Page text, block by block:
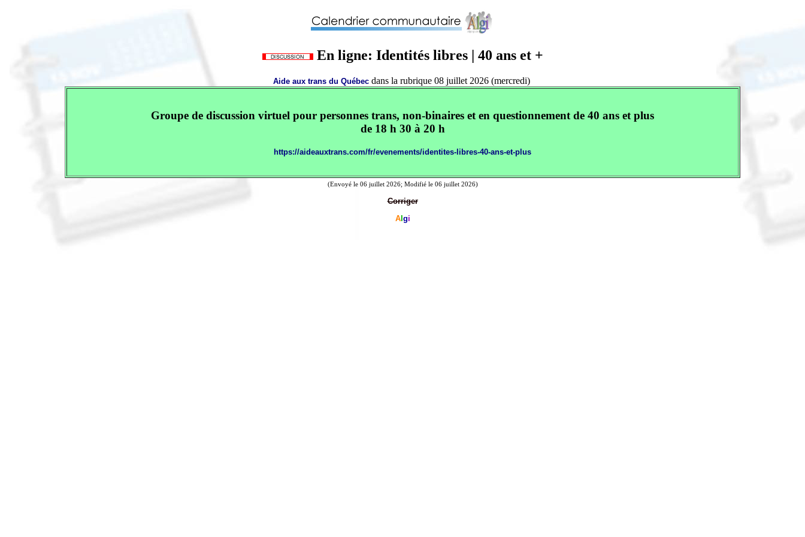
En ligne: Identités libres | 40 ans et +
Aide aux trans du Québecdans la rubrique 08 juillet 2026 (mercredi)
Groupe de discussion virtuel pour personnes trans, non-binaires et en questionnement de 40 ans et plus
de 18 h 30 à 20 h
https://aideauxtrans.com/fr/evenements/identites-libres-40-ans-et-plus
(Envoyé le 06 juillet 2026; Modifié le 06 juillet 2026)
Corriger
Al gi